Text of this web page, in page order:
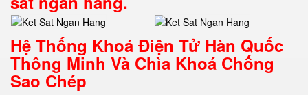
Hệ Thống Khoá Điện Tử Hàn Quốc
Thông Minh Và Chìa Khoá Chống
Sao Chép